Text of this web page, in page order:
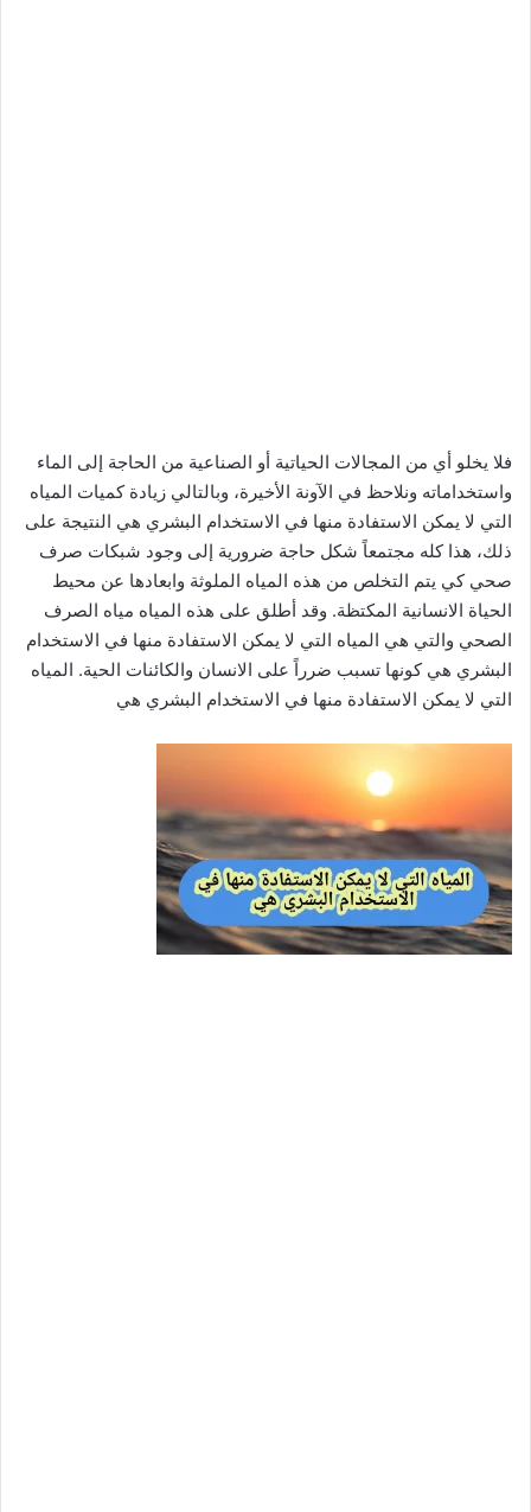
فلا يخلو أي من المجالات الحياتية أو الصناعية من الحاجة إلى الماء
واستخداماته ونلاحظ في الآونة الأخيرة، وبالتالي زيادة كميات المياه
التي لا يمكن الاستفادة منها في الاستخدام البشري هي النتيجة على
ذلك، هذا كله مجتمعاً شكل حاجة ضرورية إلى وجود شبكات صرف
صحي كي يتم التخلص من هذه المياه الملوثة وابعادها عن محيط
الحياة الانسانية المكتظة. وقد أطلق على هذه المياه مياه الصرف
الصحي والتي هي المياه التي لا يمكن الاستفادة منها في الاستخدام
البشري هي كونها تسبب ضرراً على الانسان والكائنات الحية. المياه
التي لا يمكن الاستفادة منها في الاستخدام البشري هي